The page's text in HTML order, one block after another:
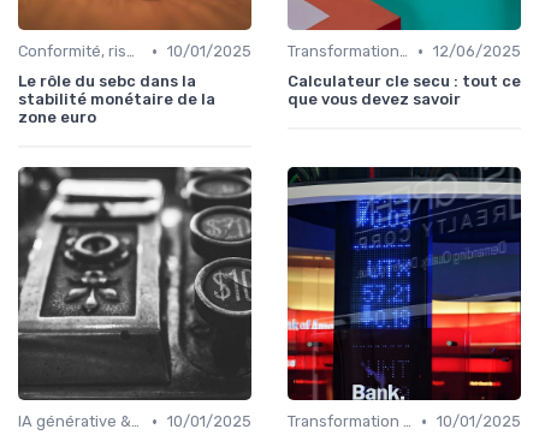
Conformité, risques & réglementation • 10/01/2025
Le rôle du sebc dans la
stabilité monétaire de la
zone euro
Transformation de la fonction finance • 12/06/2025
Calculateur cle secu : tout ce
que vous devez savoir
IA générative & futur du CFO • 10/01/2025
Transformation de la fonction finance • 10/01/2025